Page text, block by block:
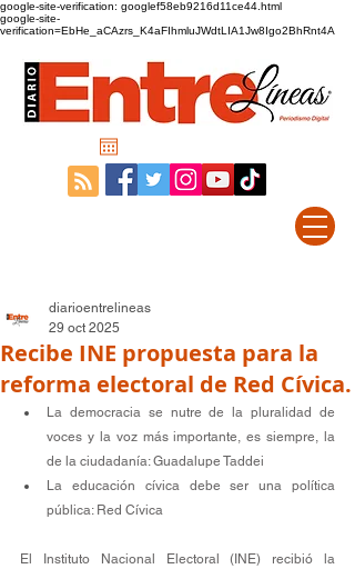
google-site-verification: googlef58eb9216d11ce44.html
google-site-
verification=EbHe_aCAzrs_K4aFIhmluJWdtLIA1Jw8Igo2BhRnt4A
Recibe INE propuesta para la
reforma electoral de Red Cívica.
diarioentrelineas
29 oct 2025
La democracia se nutre de la pluralidad de
voces y la voz más importante, es siempre, la
de la ciudadanía: Guadalupe Taddei
La educación cívica debe ser una política
pública: Red Cívica
El Instituto Nacional Electoral (INE) recibió la